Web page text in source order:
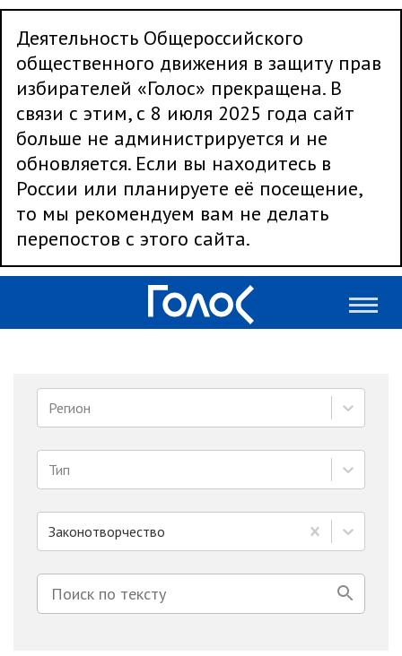
Деятельность Общероссийского
общественного движения в защиту прав
избирателей «Голос» прекращена. В
связи с этим, с 8 июля 2025 года сайт
больше не администрируется и не
обновляется. Если вы находитесь в
России или планируете её посещение,
то мы рекомендуем вам не делать
перепостов с этого сайта.
Регион
Тип
Законотворчество